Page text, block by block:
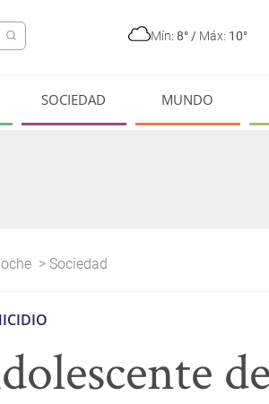
Mín: 8° / Máx: 10°
SOCIEDAD MUNDO
> Sociedad